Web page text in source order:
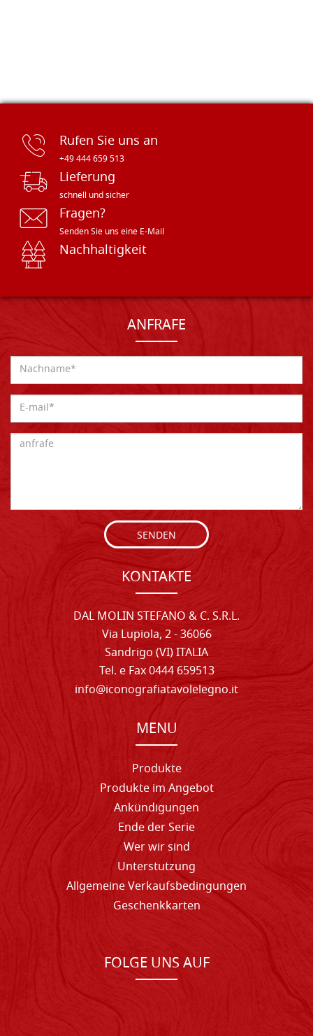
Rufen Sie uns an
+49 444 659 513
Lieferung
schnell und sicher
Fragen?
Senden Sie uns eine E-Mail
Nachhaltigkeit
ANFRAFE
SENDEN
KONTAKTE
DAL MOLIN STEFANO & C. S.R.L.
Via Lupiola, 2 - 36066
Sandrigo (VI) ITALIA
Tel. e Fax 0444 659513
info@iconografiatavolelegno.it
MENU
Produkte
Produkte im Angebot
Ankündigungen
Ende der Serie
Wer wir sind
Unterstutzung
Allgemeine Verkaufsbedingungen
Geschenkkarten
FOLGE UNS AUF